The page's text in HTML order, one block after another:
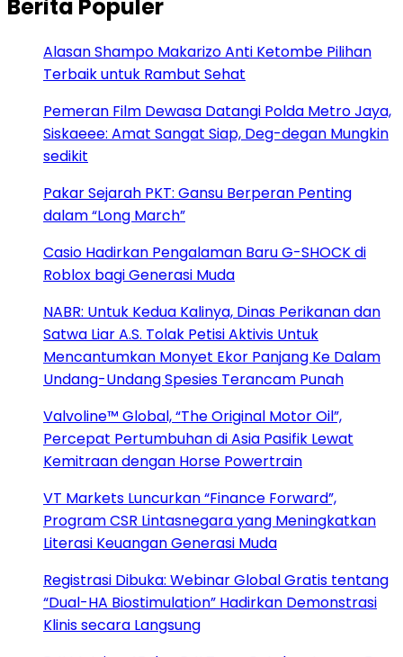
Berita Populer
Alasan Shampo Makarizo Anti Ketombe Pilihan
Terbaik untuk Rambut Sehat
Pemeran Film Dewasa Datangi Polda Metro Jaya,
Siskaeee: Amat Sangat Siap, Deg-degan Mungkin
sedikit
Pakar Sejarah PKT: Gansu Berperan Penting
dalam “Long March”
Casio Hadirkan Pengalaman Baru G-SHOCK di
Roblox bagi Generasi Muda
NABR: Untuk Kedua Kalinya, Dinas Perikanan dan
Satwa Liar A.S. Tolak Petisi Aktivis Untuk
Mencantumkan Monyet Ekor Panjang Ke Dalam
Undang-Undang Spesies Terancam Punah
Valvoline™ Global, “The Original Motor Oil”,
Percepat Pertumbuhan di Asia Pasifik Lewat
Kemitraan dengan Horse Powertrain
VT Markets Luncurkan “Finance Forward”,
Program CSR Lintasnegara yang Meningkatkan
Literasi Keuangan Generasi Muda
Registrasi Dibuka: Webinar Global Gratis tentang
“Dual-HA Biostimulation” Hadirkan Demonstrasi
Klinis secara Langsung